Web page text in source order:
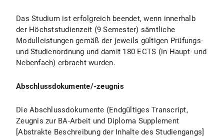
Das Studium ist erfolgreich beendet, wenn innerhalb
der Höchststudienzeit (9 Semester) sämtliche
Modulleistungen gemäß der jeweils gültigen Prüfungs-
und Studienordnung und damit 180 ECTS (in Haupt- und
Nebenfach) erbracht wurden.
Abschlussdokumente/-zeugnis
Die Abschlussdokumente (Endgültiges Transcript,
Zeugnis zur BA-Arbeit und Diploma Supplement
[Abstrakte Beschreibung der Inhalte des Studiengangs]